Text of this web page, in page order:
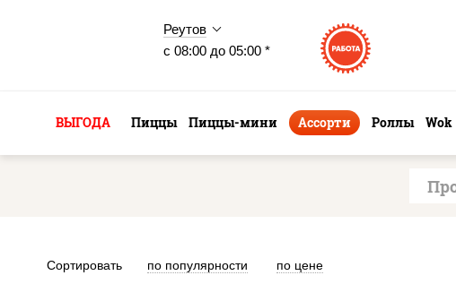
Реутов
с 08:00 до 05:00 *
ВЫГОДА Пиццы Пиццы-мини Ассорти Роллы Wok
Сортировать по популярности по цене